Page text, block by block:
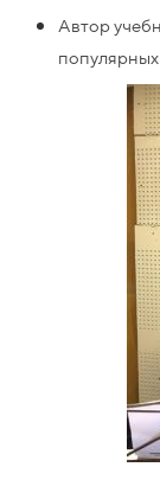
Автор